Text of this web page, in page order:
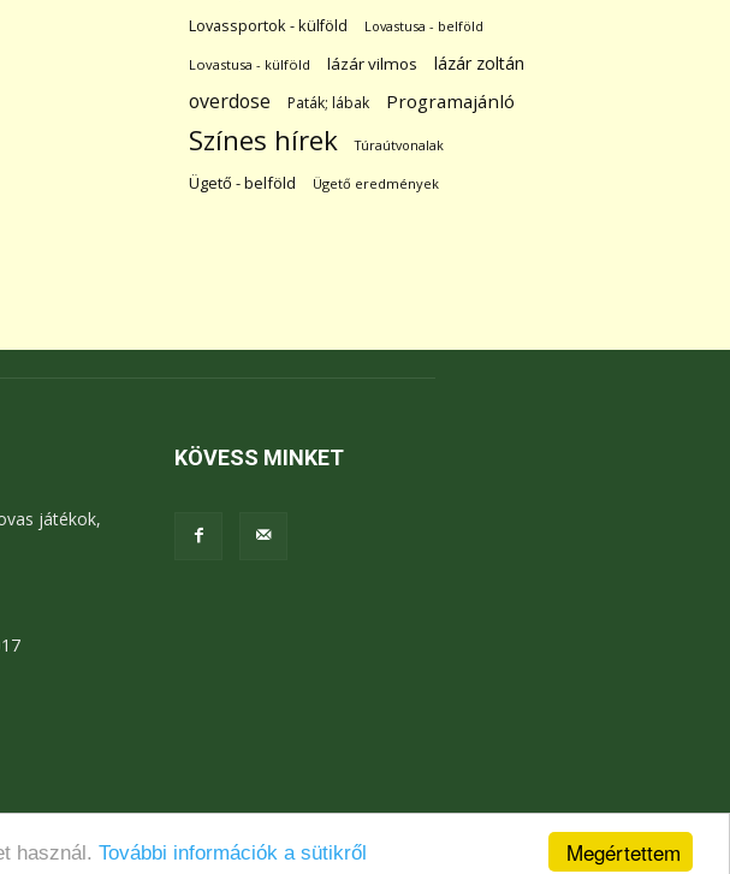
Megértettem
használ. További információk a sütikről
Lovassportok - külföld Lovastusa - belföld
Lovastusa - külföld lázár vilmos lázár zoltán
overdose Paták; lábak Programajánló
Színes hírek Túraútvonalak
Ügető - belföld Ügető eredmények
játékok,
KÖVESS MINKET
tájékoztató Jogi nyilatkozat Kapcsolat